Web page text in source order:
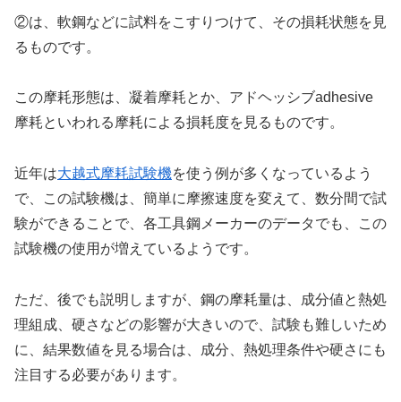
②は、軟鋼などに試料をこすりつけて、その損耗状態を見
るものです。
この摩耗形態は、凝着摩耗とか、アドヘッシブadhesive
摩耗といわれる摩耗による損耗度を見るものです。
近年は大越式摩耗試験機を使う例が多くなっているよう
で、この試験機は、簡単に摩擦速度を変えて、数分間で試
験ができることで、各工具鋼メーカーのデータでも、この
試験機の使用が増えているようです。
ただ、後でも説明しますが、鋼の摩耗量は、成分値と熱処
理組成、硬さなどの影響が大きいので、試験も難しいため
に、結果数値を見る場合は、成分、熱処理条件や硬さにも
注目する必要があります。